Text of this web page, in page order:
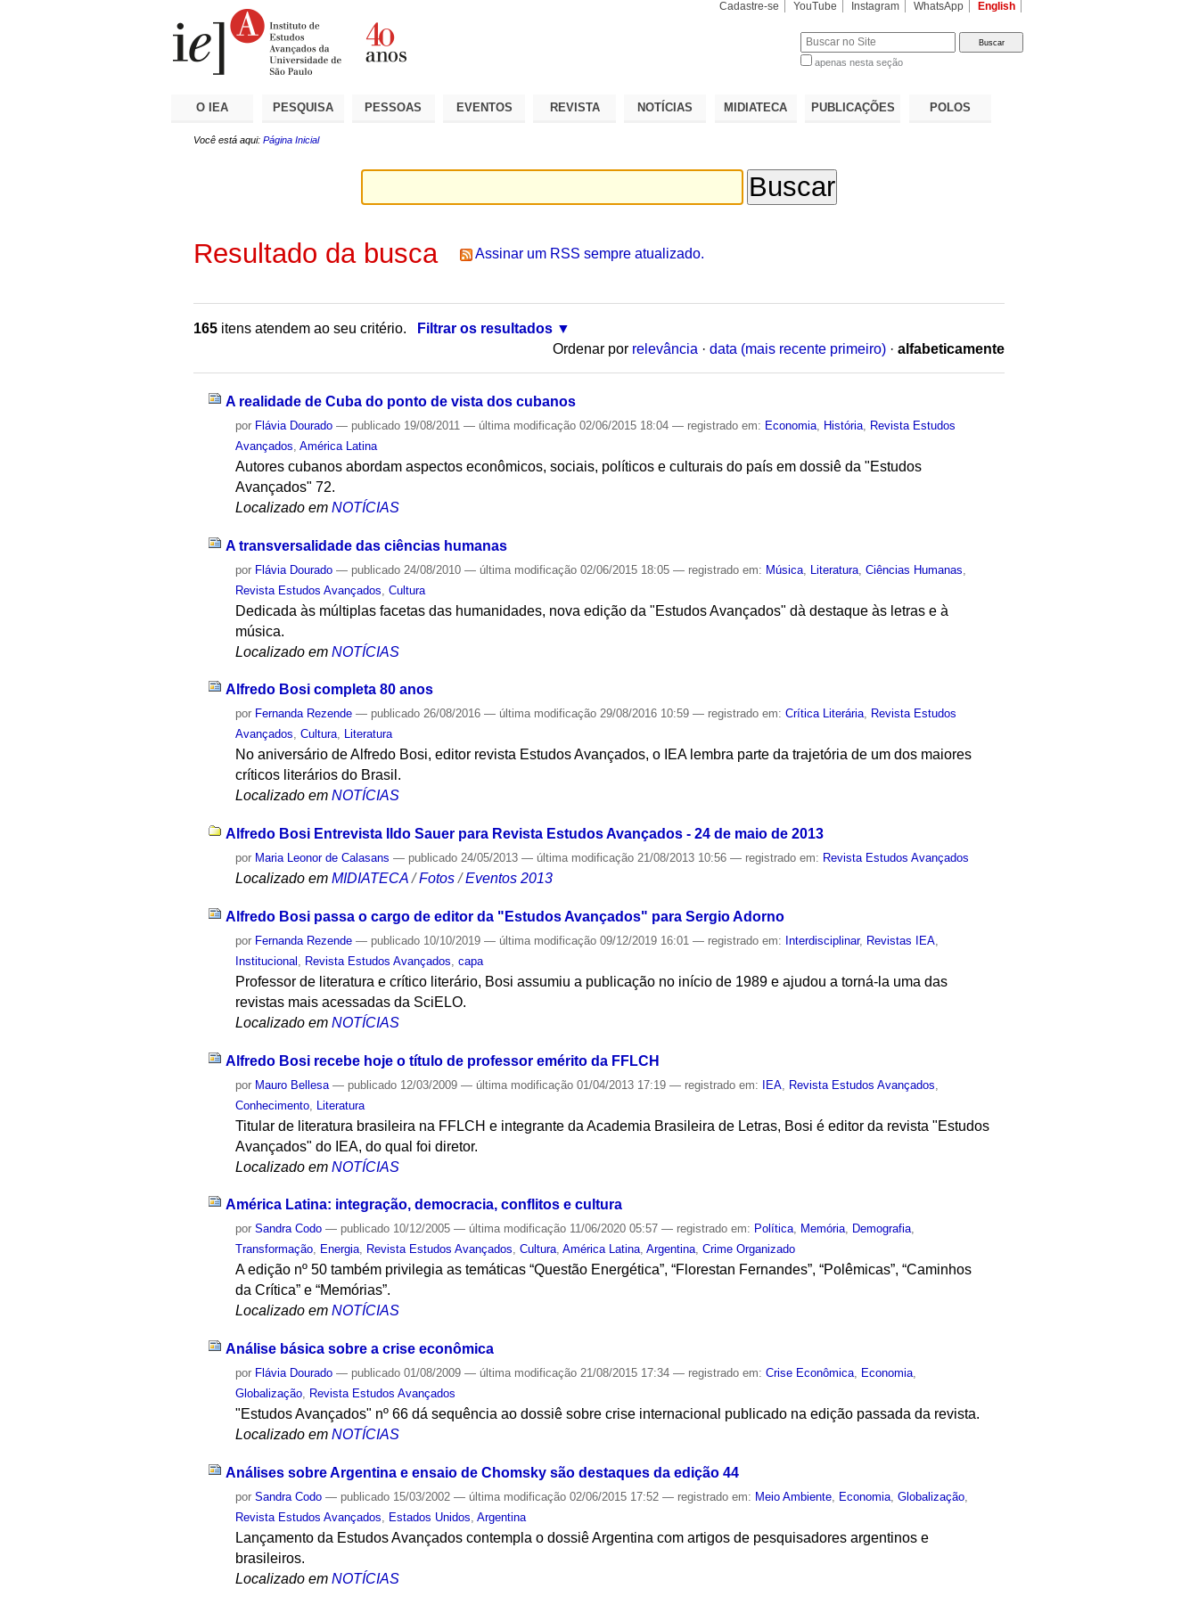
Cadastre-se YouTube Instagram WhatsApp English
apenas nesta seção
O IEA PESQUISA PESSOAS EVENTOS REVISTA NOTÍCIAS MIDIATECA PUBLICAÇÕES POLOS
Você está aqui: Página Inicial
Resultado da busca Assinar um RSS sempre atualizado.
165 itens atendem ao seu critério.
Filtrar os resultados
Ordenar por relevância · data (mais recente primeiro) · alfabeticamente
A realidade de Cuba do ponto de vista dos cubanos
por Flávia Dourado — publicado 19/08/2011— última modificação 02/06/2015 18:04— registrado em: Economia História
Revista Estudos
Avançados ,América Latina
Autores cubanos abordam aspectos econômicos, sociais, políticos e culturais do país em dossiê da "Estudos
Avançados" 72.
Localizado em NOTÍCIAS
A transversalidade das ciências humanas
por Flávia Dourado — publicado 24/08/2010— última modificação 02/06/2015 18:05— registrado em: Música Literatura ,Ciências Humanas
Revista Estudos Avançados ,Cultura
Dedicada às múltiplas facetas das humanidades, nova edição da "Estudos Avançados" dà destaque às letras e à
música.
Localizado em NOTÍCIAS
Alfredo Bosi completa 80 anos
por Fernanda Rezende — publicado 26/08/2016— última modificação 29/08/2016 10:59— registrado em:Crítica Literária, Revista Estudos
Avançados,Cultura, Literatura
No aniversário de Alfredo Bosi, editor revista Estudos Avançados, o IEA lembra parte da trajetória de um dos maiores
críticos literários do Brasil.
Localizado em NOTÍCIAS
Alfredo Bosi Entrevista Ildo Sauer para Revista Estudos Avançados - 24 de maio de 2013
por Maria Leonor de Calasans — publicado 24/05/2013— última modificação 21/08/2013 10:56— registrado em: Revista Estudos Avançados
Localizado em MIDIATECA /Fotos /Eventos 2013
Alfredo Bosi passa o cargo de editor da "Estudos Avançados" para Sergio Adorno
por Fernanda Rezende — publicado 10/10/2019— última modificação 09/12/2019 16:01— registrado em: Interdisciplinar, Revistas IEA
Institucional
Revista Estudos Avançados ,capa
Professor de literatura e crítico literário, Bosi assumiu a publicação no início de 1989 e ajudou a torná-la uma das
revistas mais acessadas da SciELO.
Localizado em NOTÍCIAS
Alfredo Bosi recebe hoje o título de professor emérito da FFLCH
por Mauro Bellesa — publicado 12/03/2009— última modificação 01/04/2013 17:19— registrado em: IEA Revista Estudos Avançados
Conhecimento Literatura
Titular de literatura brasileira na FFLCH e integrante da Academia Brasileira de Letras, Bosi é editor da revista "Estudos
Avançados" do IEA, do qual foi diretor.
Localizado em NOTÍCIAS
América Latina: integração, democracia, conflitos e cultura
porSandra Codo — publicado 10/12/2005— última modificação 11/06/2020 05:57— registrado em: Política, Memória, Demografia,
Transformação, Energia, Revista Estudos Avançados,Cultura,América Latina,Argentina,Crime Organizado
A edição nº 50 também privilegia as temáticas “Questão Energética”, “Florestan Fernandes”, “Polêmicas”, “Caminhos
da Crítica” e “Memórias”.
Localizado em NOTÍCIAS
Análise básica sobre a crise econômica
por Flávia Dourado — publicado 01/08/2009— última modificação 21/08/2015 17:34— registrado em:Crise Econômica Economia
Globalização
Revista Estudos Avançados
"Estudos Avançados" nº 66 dá sequência ao dossiê sobre crise internacional publicado na edição passada da revista.
Localizado em NOTÍCIAS
Análises sobre Argentina e ensaio de Chomsky são destaques da edição 44
porSandra Codo — publicado 15/03/2002— última modificação 02/06/2015 17:52— registrado em: Meio Ambiente Economia ,Globalização
Revista Estudos Avançados
Estados Unidos ,Argentina
Lançamento da Estudos Avançados contempla o dossiê Argentina com artigos de pesquisadores argentinos e
brasileiros.
Localizado em NOTÍCIAS